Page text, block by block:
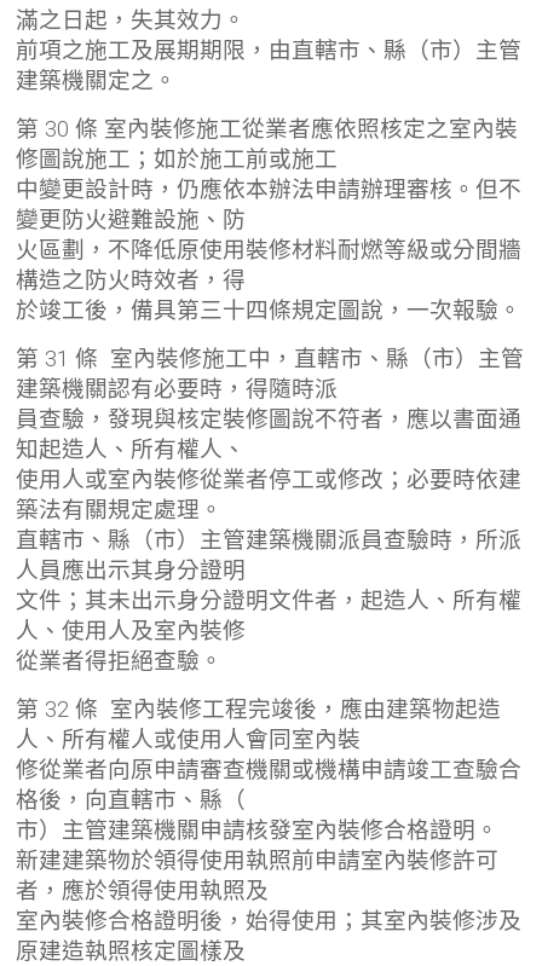
滿之日起，失其效力。
前項之施工及展期期限，由直轄市、縣（市）主管
建築機關定之。
第 30 條 室內裝修施工從業者應依照核定之室內裝
修圖說施工；如於施工前或施工
中變更設計時，仍應依本辦法申請辦理審核。但不
變更防火避難設施、防
火區劃，不降低原使用裝修材料耐燃等級或分間牆
構造之防火時效者，得
於竣工後，備具第三十四條規定圖說，一次報驗。
第 31 條 室內裝修施工中，直轄市、縣（市）主管
建築機關認有必要時，得隨時派
員查驗，發現與核定裝修圖說不符者，應以書面通
知起造人、所有權人、
使用人或室內裝修從業者停工或修改；必要時依建
築法有關規定處理。
直轄市、縣（市）主管建築機關派員查驗時，所派
人員應出示其身分證明
文件；其未出示身分證明文件者，起造人、所有權
人、使用人及室內裝修
從業者得拒絕查驗。
第 32 條 室內裝修工程完竣後，應由建築物起造
人、所有權人或使用人會同室內裝
修從業者向原申請審查機關或機構申請竣工查驗合
格後，向直轄市、縣（
市）主管建築機關申請核發室內裝修合格證明。
新建建築物於領得使用執照前申請室內裝修許可
者，應於領得使用執照及
室內裝修合格證明後，始得使用；其室內裝修涉及
原建造執照核定圖樣及